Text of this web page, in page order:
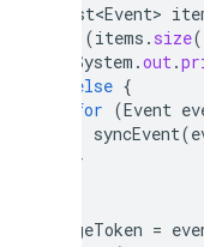
List<Event>
(items . size
System .out.
else {
for (Event
syncEvent(
}
pageToken =